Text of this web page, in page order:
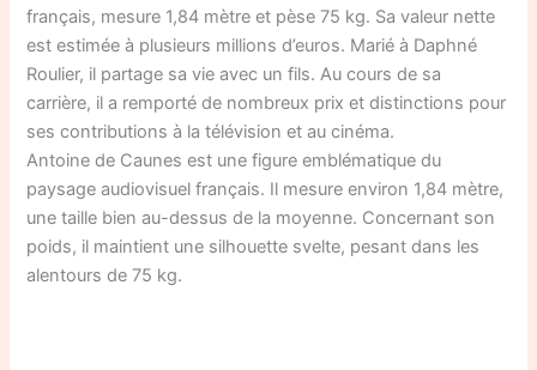
français, mesure 1,84 mètre et pèse 75 kg. Sa valeur nette
est estimée à plusieurs millions d’euros. Marié à Daphné
Roulier, il partage sa vie avec un fils. Au cours de sa
carrière, il a remporté de nombreux prix et distinctions pour
ses contributions à la télévision et au cinéma.
Antoine de Caunes est une figure emblématique du
paysage audiovisuel français. Il mesure environ 1,84 mètre,
une taille bien au-dessus de la moyenne. Concernant son
poids, il maintient une silhouette svelte, pesant dans les
alentours de 75 kg.